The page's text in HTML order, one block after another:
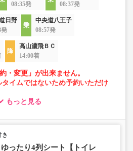
08:35発
08:37発
日野
発
中央道八王子
08:57発
高山濃飛ＢＣ
14:00着
・変更」が出来ません。
タイムではないため予約いただけ
る場合がございます。これに伴
ださい。
もっと見る
き
ゆったり4列シート【トイレ